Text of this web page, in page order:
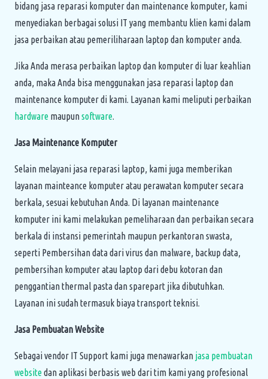
bidang jasa reparasi komputer dan maintenance komputer, kami
menyediakan berbagai solusi IT yang membantu klien kami dalam
jasa perbaikan atau pemeriliharaan laptop dan komputer anda.
Jika Anda merasa perbaikan laptop dan komputer di luar keahlian
anda, maka Anda bisa menggunakan jasa reparasi laptop dan
maintenance komputer di kami. Layanan kami meliputi perbaikan
hardware maupunsoftware.
Jasa Maintenance Komputer
Selain melayani jasa reparasi laptop, kami juga memberikan
layanan mainteance komputer atau perawatan komputer secara
berkala, sesuai kebutuhan Anda. Di layanan maintenance
komputer ini kami melakukan pemeliharaan dan perbaikan secara
berkala di instansi pemerintah maupun perkantoran swasta,
seperti Pembersihan data dari virus dan malware, backup data,
pembersihan komputer atau laptop dari debu kotoran dan
penggantian thermal pasta dan sparepart jika dibutuhkan.
Layanan ini sudah termasuk biaya transport teknisi.
Jasa Pembuatan Website
Sebagai vendor IT Support kami juga menawarkan jasa pembuatan
websitedan aplikasi berbasis web dari tim kami yang profesional